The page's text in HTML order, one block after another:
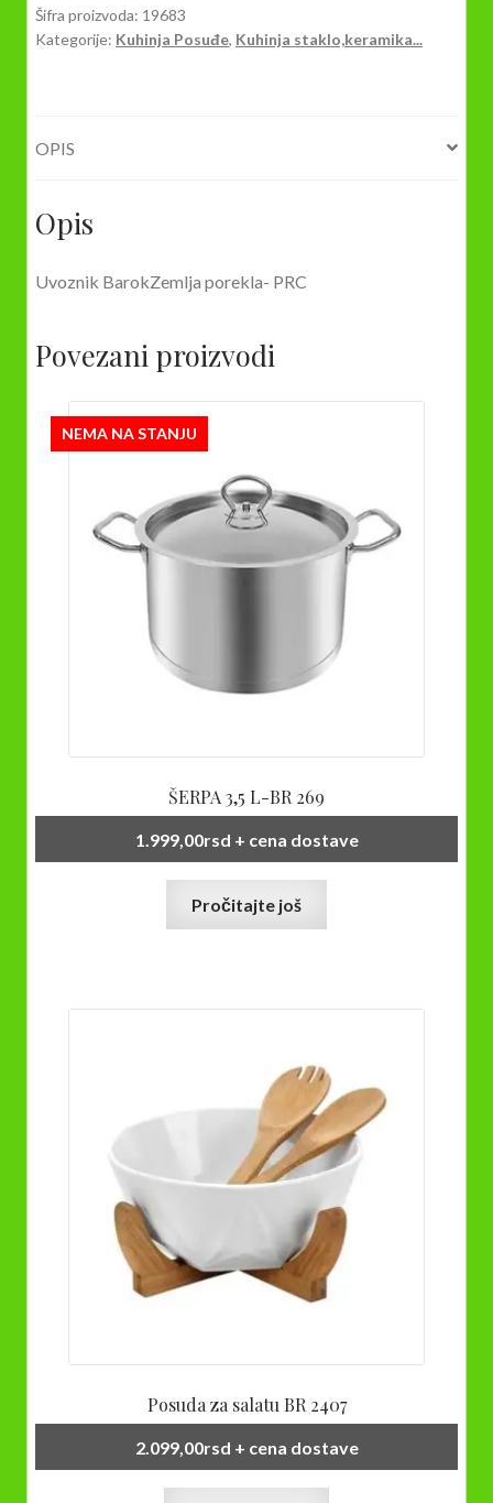
16
180cc
Šifra proizvoda: 19683
Kategorije: Kuhinja Posuđe, Kuhinja staklo,keramika...
OPIS
Opis
Uvoznik BarokZemlja porekla- PRC
Povezani proizvodi
NEMA NA STANJU
ŠERPA 3,5 L-BR 269
1.999,00rsd + cena dostave
Pročitajte još
Posuda za salatu BR 2407
2.099,00rsd + cena dostave